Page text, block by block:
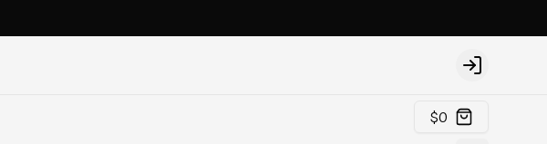
Login
$0